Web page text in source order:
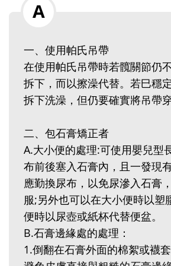
一、使用帕氏吊帶
在使用帕氏吊帶時若髖關節仍
拆下，而以擦澡代替。若巳穩
拆下洗澡，但仍要確實將吊帶穿
二、包石膏矯正者
A.大小便的處理:可使用嬰兒型
布前後塞入石膏內，且一發現
應勤換尿布，以免尿滲入石膏
服;另外也可以在大小便時以塑
便時以尿壺或紙杯代替便盆。
B.石膏邊緣處的處理：
1.倒翻在石膏外面的棉絮或襪